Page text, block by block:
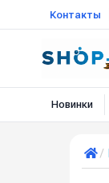
Контакты
Новинки